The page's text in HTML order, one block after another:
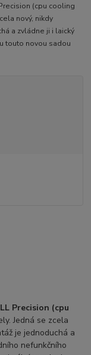
(cpu cooling
nový, nikdy
a zvládne ji i laický
touto novou sadou
Precision (cpu
Jedná se zcela
je jednoduchá a
nefunkčního